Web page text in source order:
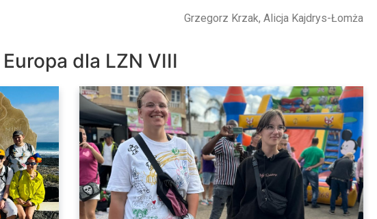
Grzegorz Krzak, Alicja Kajdrys-Łomża
Europa dla LZN VIII